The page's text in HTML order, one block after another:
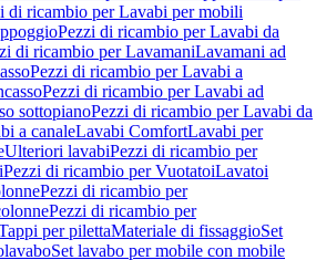
di ricambio per Lavabi per mobili
Pezzi di ricambio per Lavabi da
di ricambio per LavamaniLavamani ad
Pezzi di ricambio per Lavabi a
Pezzi di ricambio per Lavabi ad
sottopianoPezzi di ricambio per Lavabi da
a canaleLavabi ComfortLavabi per
Ulteriori lavabiPezzi di ricambio per
Pezzi di ricambio per VuotatoiLavatoi
Pezzi di ricambio per
Pezzi di ricambio per
per pilettaMateriale di fissaggioSet
Set lavabo per mobile con mobile